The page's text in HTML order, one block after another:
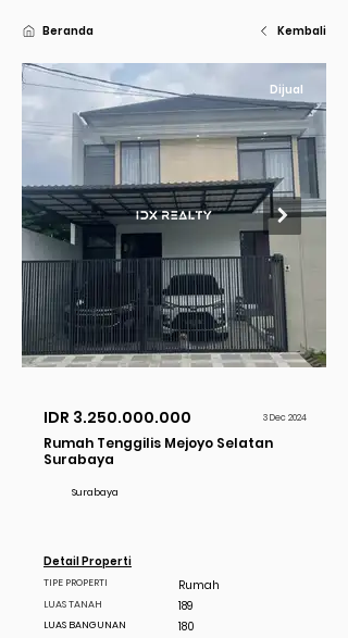
Beranda Kembali
Dijual
IDR 3.250.000.000 3 Dec 2024
Rumah Tenggilis Mejoyo Selatan
Surabaya
Surabaya
Detail Properti
TIPE PROPERTI
LUAS TANAH
LUAS BANGUNAN
Rumah
189
180